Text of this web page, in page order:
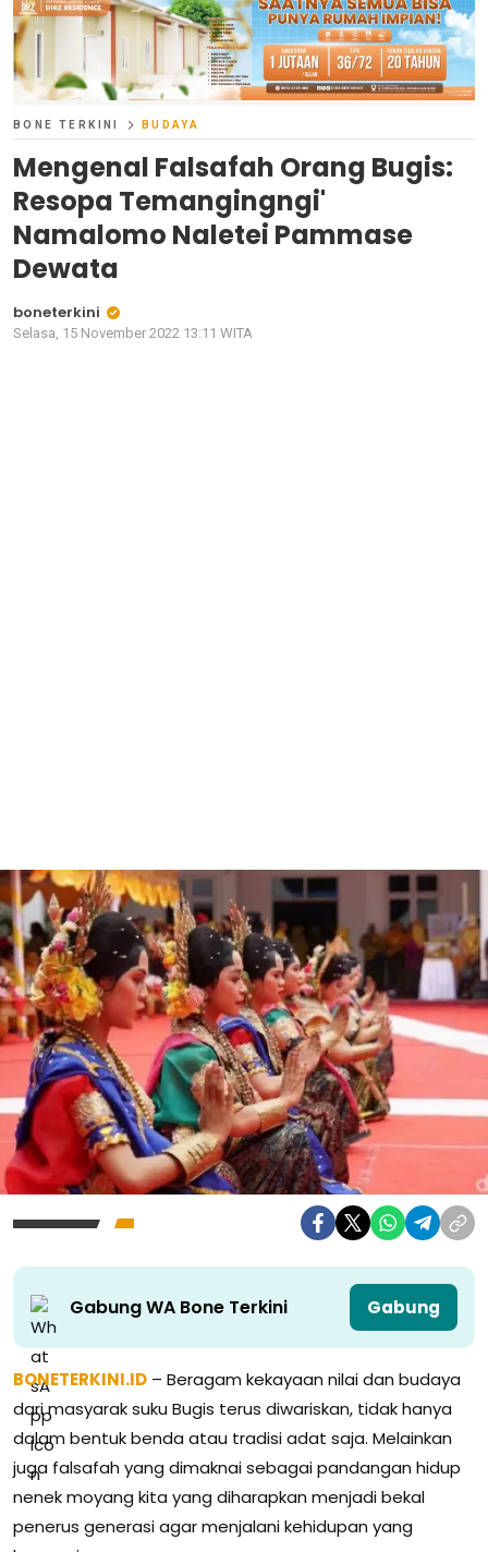
BONE TERKINI BUDAYA
Mengenal Falsafah Orang Bugis:
Resopa Temangingngi'
Namalomo Naletei Pammase
Dewata
boneterkini
Selasa, 15 November 2022 13:11 WITA
Gabung WA Bone Terkini Gabung
BONETERKINI.ID – Beragam kekayaan nilai dan budaya
dari masyarak suku Bugis terus diwariskan, tidak hanya
dalam bentuk benda atau tradisi adat saja. Melainkan
juga falsafah yang dimaknai sebagai pandangan hidup
nenek moyang kita yang diharapkan menjadi bekal
penerus generasi agar menjalani kehidupan yang